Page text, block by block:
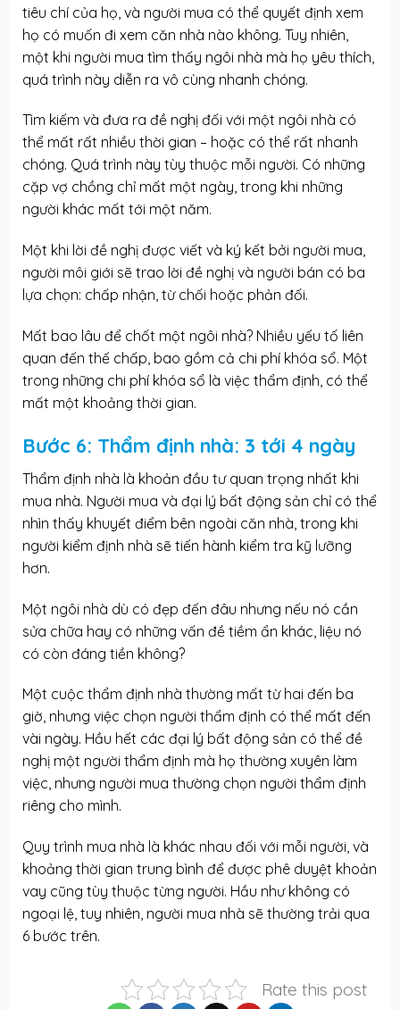
tiêu chí của họ, và người mua có thể quyết định xem
họ có muốn đi xem căn nhà nào không. Tuy nhiên,
một khi người mua tìm thấy ngôi nhà mà họ yêu thích,
quá trình này diễn ra vô cùng nhanh chóng.
Tìm kiếm và đưa ra đề nghị đối với một ngôi nhà có
thể mất rất nhiều thời gian – hoặc có thể rất nhanh
chóng. Quá trình này tùy thuộc mỗi người. Có những
cặp vợ chồng chỉ mất một ngày, trong khi những
người khác mất tới một năm.
Một khi lời đề nghị được viết và ký kết bởi người mua,
người môi giới sẽ trao lời đề nghị và người bán có ba
lựa chọn: chấp nhận, từ chối hoặc phản đối.
Mất bao lâu để chốt một ngôi nhà? Nhiều yếu tố liên
quan đến thế chấp, bao gồm cả chi phí khóa sổ. Một
trong những chi phí khóa sổ là việc thẩm định, có thể
mất một khoảng thời gian.
Bước 6: Thẩm định nhà: 3 tới 4 ngày
Thẩm định nhà là khoản đầu tư quan trọng nhất khi
mua nhà. Người mua và đại lý bất động sản chỉ có thể
nhìn thấy khuyết điểm bên ngoài căn nhà, trong khi
người kiểm định nhà sẽ tiến hành kiểm tra kỹ lưỡng
hơn.
Một ngôi nhà dù có đẹp đến đâu nhưng nếu nó cần
sửa chữa hay có những vấn đề tiềm ẩn khác, liệu nó
có còn đáng tiền không?
Một cuộc thẩm định nhà thường mất từ hai đến ba
giờ, nhưng việc chọn người thẩm định có thể mất đến
vài ngày. Hầu hết các đại lý bất động sản có thể đề
nghị một người thẩm định mà họ thường xuyên làm
việc, nhưng người mua thường chọn người thẩm định
riêng cho mình.
Quy trình mua nhà là khác nhau đối với mỗi người, và
khoảng thời gian trung bình để được phê duyệt khoản
vay cũng tùy thuộc từng người. Hầu như không có
ngoại lệ, tuy nhiên, người mua nhà sẽ thường trải qua
6 bước trên.
Rate this post